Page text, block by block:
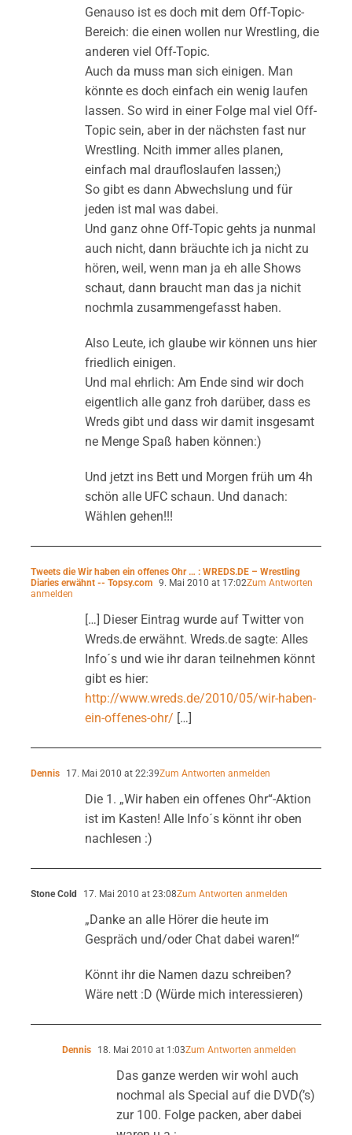
Genauso ist es doch mit dem Off-Topic-
Bereich: die einen wollen nur Wrestling, die
anderen viel Off-Topic.
Auch da muss man sich einigen. Man
könnte es doch einfach ein wenig laufen
lassen. So wird in einer Folge mal viel Off-
Topic sein, aber in der nächsten fast nur
Wrestling. Ncith immer alles planen,
einfach mal draufloslaufen lassen;)
So gibt es dann Abwechslung und für
jeden ist mal was dabei.
Und ganz ohne Off-Topic gehts ja nunmal
auch nicht, dann bräuchte ich ja nicht zu
hören, weil, wenn man ja eh alle Shows
schaut, dann braucht man das ja nichit
nochmla zusammengefasst haben.
Also Leute, ich glaube wir können uns hier
friedlich einigen.
Und mal ehrlich: Am Ende sind wir doch
eigentlich alle ganz froh darüber, dass es
Wreds gibt und dass wir damit insgesamt
ne Menge Spaß haben können:)
Und jetzt ins Bett und Morgen früh um 4h
schön alle UFC schaun. Und danach:
Wählen gehen!!!
Tweets die Wir haben ein offenes Ohr … : WREDS.DE – Wrestling
Diaries erwähnt -- Topsy.com 9. Mai 2010 at 17:02Zum Antworten
anmelden
[…] Dieser Eintrag wurde auf Twitter von
Wreds.de erwähnt. Wreds.de sagte: Alles
Info´s und wie ihr daran teilnehmen könnt
gibt es hier:
http://www.wreds.de/2010/05/wir-haben-
ein-offenes-ohr/ […]
Dennis 17. Mai 2010 at 22:39Zum Antworten anmelden
Die 1. „Wir haben ein offenes Ohr“-Aktion
ist im Kasten! Alle Info´s könnt ihr oben
nachlesen :)
Stone Cold 17. Mai 2010 at 23:08Zum Antworten anmelden
„Danke an alle Hörer die heute im
Gespräch und/oder Chat dabei waren!“
Könnt ihr die Namen dazu schreiben?
Wäre nett :D (Würde mich interessieren)
Dennis 18. Mai 2010 at 1:03Zum Antworten anmelden
Das ganze werden wir wohl auch
nochmal als Special auf die DVD(’s)
zur 100. Folge packen, aber dabei